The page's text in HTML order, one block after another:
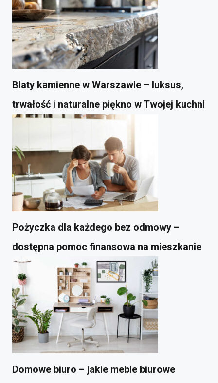
Blaty kamienne w Warszawie – luksus,
trwałość i naturalne piękno w Twojej kuchni
Pożyczka dla każdego bez odmowy –
dostępna pomoc finansowa na mieszkanie
Domowe biuro – jakie meble biurowe